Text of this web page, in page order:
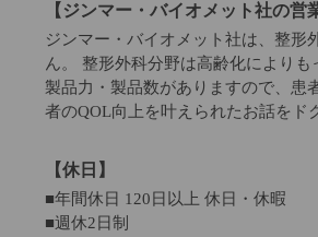
【ジンマー・バイオメット社の営
ジンマー・バイオメット社は、整形
ん。 整形外科分野は高齢化によりも
製品力・製品数がありますので、患
者のQOL向上を叶えられたお話をド
【休日】
■年間休日 120日以上 休日・休暇
■週休2日制